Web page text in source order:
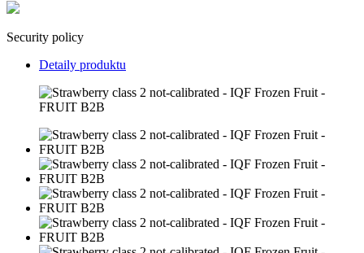
Security policy
Detaily produktu